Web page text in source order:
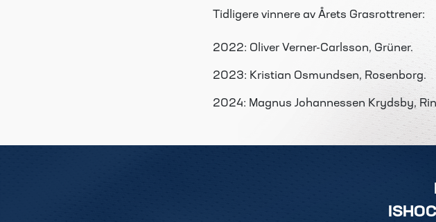
Tidligere vinnere av Årets Grasrottrener:
2022: Oliver Verner-Carlsson, Grüner.
2023: Kristian Osmundsen, Rosenborg.
2024: Magnus Johannessen Krydsby,